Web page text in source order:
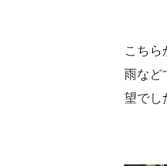
こちら
雨など
望でし